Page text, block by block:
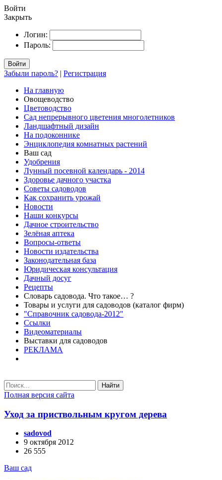
Войти
Закрыть
Логин:
Пароль:
Войти
Забыли пароль? | Регистрация
На главную
Овощеводство
Цветоводство
Сад непрерывного цветения многолетников
Ландшафтный дизайн
На подоконнике
Энциклопедия комнатных растений
Ваш сад
Удобрения
Лунный посевной календарь - 2014
Здоровье дачного участка
Советы садоводов
Как сохранить урожай
Новости
Наши конкурсы
Дачное строительство
Зелёная аптека
Вопросы-ответы
Новости издательства
Законодательная база
Юридическая консультация
Дачный досуг
Рецепты
Словарь садовода. Что такое… ?
Товары и услуги для садоводов (каталог фирм)
"Справочник садовода-2012"
Ссылки
Видеоматериалы
Выставки для садоводов
РЕКЛАМА
Найти
Полная версия сайта
Уход за приствольным кругом дерева
sadovod
9 октября 2012
26 555
Ваш сад